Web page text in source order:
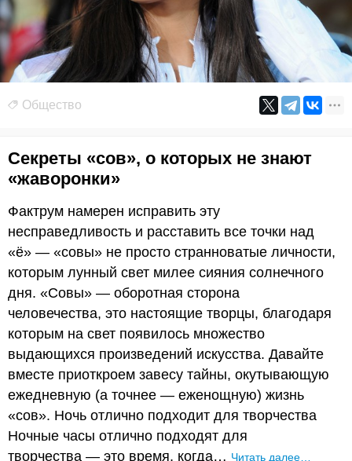
Общество
Секреты «сов», о которых не знают
«жаворонки»
Фактрум намерен исправить эту
несправедливость и расставить все точки над
«ё» — «совы» не просто странноватые личности,
которым лунный свет милее сияния солнечного
дня. «Совы» — оборотная сторона
человечества, это настоящие творцы, благодаря
которым на свет появилось множество
выдающихся произведений искусства. Давайте
вместе приоткроем завесу тайны, окутывающую
ежедневную (а точнее — еженощную) жизнь
«сов». Ночь отлично подходит для творчества
Ночные часы отлично подходят для
творчества — это время, когда… Читать далее…